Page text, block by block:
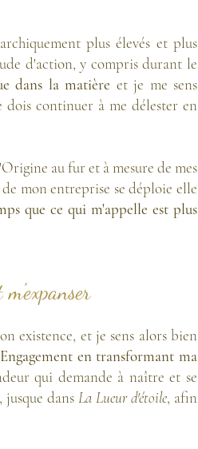
plus élevés et plus
d'action, y compris durant le
dans la matière et je me sens
dois continuer à me délester en
au fur et à mesure de mes
mon entreprise se déploie elle
que ce qui m'appelle est plus
existence, et je sens alors bien
en transformant ma
qui demande à naître et se
jusque dans La Lueur d'étoile, afin